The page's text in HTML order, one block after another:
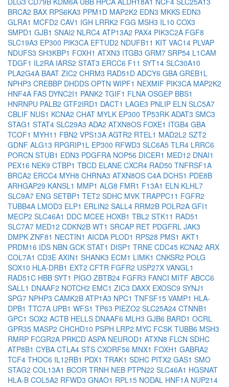
BRCA2 BAX RPS6KA3 PPM1D MAP2K2 EDN3 MKKS EDN3
GLRA1 MCFD2 CAV1 IGH LRRK2 FGG MSH3 IL10 COX3
SMPD1 GJB1 SNAI2 NLRC4 ATP13A2 PAX4 PIK3C2A FGF8
SLC19A3 EP300 PIK3CA EFTUD2 NDUFB11 KIT VAC14 PLVAP
NDUFS3 SH3KBP1 FOXH1 ATXN3 ITGB3 GRM7 SRP54 L1CAM
TDGF1 IL2RA IARS2 STAT3 ERCC6 F11 SYT14 SLC30A10
PLA2G4A BAAT ZIC2 CHRM3 RAD51D ADCY6 GBA GREB1L
NPHP3 CREBBP DHDDS OPTN WIPF1 NEXMIF PIK3CA MAP2K2
HNF4A FAS DYNC2I1 PANK2 TGIF1 FLNA OSGEP BBS1
HNRNPU PALB2 GTF2IRD1 DACT1 LAGE3 PNLIP ELN SLC5A7
CBLIF NUS1 KCNA2 CHAT MYLK EP300 TP53RK ADAT3 SMC3
STAG1 STAT4 SLC29A3 ADA2 ATXN8OS FOXE1 ITGB4 GBA
TCOF1 MYH11 FBN2 VPS13A AGTR2 RTEL1 MAD2L2 SZT2
GDNF ALG13 RPGRIP1L EP300 RFWD3 SLC6A5 TLR4 LRRC6
PORCN STUB1 EDN3 PDGFRA NOP56 DICER1 MED12 DNAI1
PEX16 NEK9 CTBP1 TBCD ELANE CXCR4 RAD50 TNFRSF1A
BRCA2 ERCC4 MYH8 CHRNA3 ATXN8OS C4A DCHS1 PDE8B
ARHGAP29 KANSL1 MMP1 ALG8 FMR1 F13A1 ELN KLHL7
SLC9A7 ENG SETBP1 TET2 SDHC MVK TRAPPC11 FGFR2
TUBB4A LMOD3 ELP1 ERLIN2 SALL4 RRM2B POLR2A GFI1
MECP2 SLC46A1 DDC MCEE HOXB1 TBL2 STK11 RAD51
SLC7A7 MED12 CDKN2B WT1 SRCAP RET PDGFRL JAK3
DMPK ZNF81 NECTIN1 AICDA PLOD1 RPS28 PMS1 AKT1
PRDM16 IDS NBN GCK STAT1 DISP1 TRNE CDC45 KCNA2 ARX
COL7A1 CD3E AXIN1 SHANK3 ECM1 LIMK1 CNKSR2 POLG
SOX10 HLA-DRB1 EXT2 CFTR FGFR2 USP27X VANGL1
RAD51C HBB SYT1 PIGO ZBTB24 FGFR3 FANCI MITF ABCC6
SALL1 DNAAF2 NOTCH2 EMC1 ZIC3 DAXX EXOSC9 SYNJ1
SPG7 NPHP3 CAMK2B ATP1A3 NPC1 TNFSF15 VAMP1 HLA-
DPB1 TTC7A UPB1 WFS1 TP63 PIEZO2 SLC25A24 CTNNB1
GPC1 SOX2 ACTB HELLS DNAAF6 MLH3 GJB6 BARD1 OCRL
GPR35 MASP2 CHCHD10 PSPH LRP2 MYC FCSK TUBB6 MSH3
RMRP FCGR2A PRKCD ASPA NEUROD1 ATXN8 FLCN SDHC
ATP8B1 CYBA CTLA4 STS CXORF56 MNX1 FOXH1 GABRA2
TCF4 THOC6 IL12RB1 PDX1 TRAK1 SDHC PITX2 GAS1 SMO
STAG2 COL13A1 BCOR TRNH NEB PTPN22 SLC46A1 HGSNAT
HLA-B COL5A2 RFWD3 GNAO1 RPL15 NODAL HNF1A NUP214